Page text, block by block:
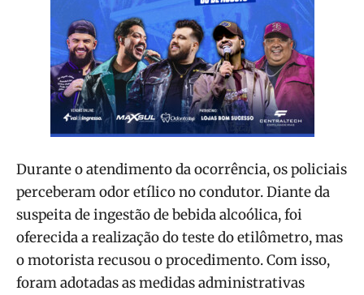
Durante o atendimento da ocorrência, os policiais
perceberam odor etílico no condutor. Diante da
suspeita de ingestão de bebida alcoólica, foi
oferecida a realização do teste do etilômetro, mas
o motorista recusou o procedimento. Com isso,
foram adotadas as medidas administrativas